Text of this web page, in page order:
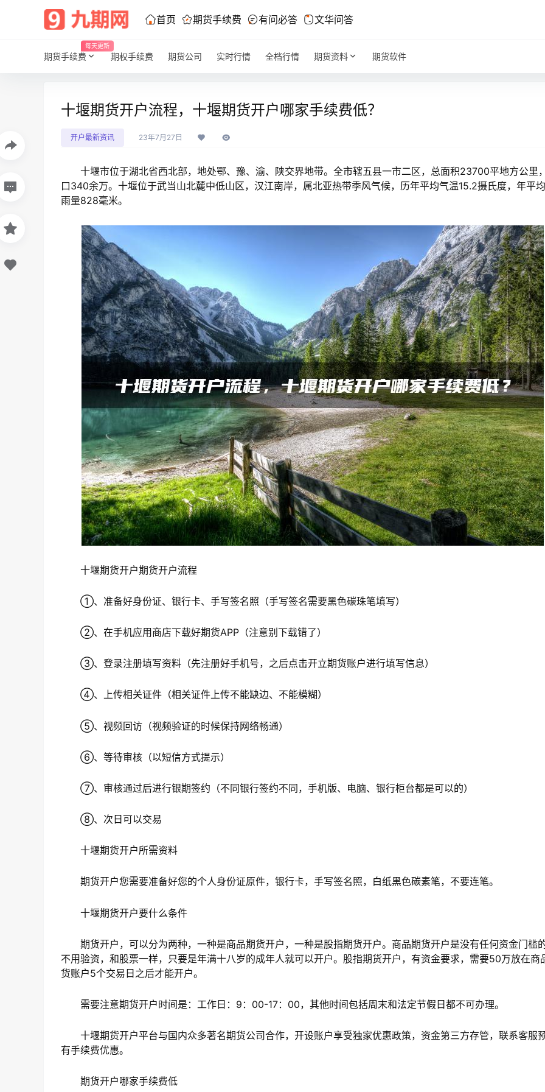
首页 期货手续费 有问必答 文华问答
期货手续费
每天更新
期权手续费 期货公司 实时行情 全档行情 期货资料 期货软件
十堰期货开户流程，十堰期货开户哪家手续费低？
开户最新资讯 23年7月27日
十堰市位于湖北省西北部，地处鄂、豫、渝、陕交界地带。全市辖五县一市二区，总面积23700平地方公里
口340余万。十堰位于武当山北麓中低山区，汉江南岸，属北亚热带季风气候，历年平均气温15.2摄氏度，年平
雨量828毫米。
十堰期货开户期货开户流程
①、准备好身份证、银行卡、手写签名照（手写签名需要黑色碳珠笔填写）
②、在手机应用商店下载好期货APP（注意别下载错了）
③、登录注册填写资料（先注册好手机号，之后点击开立期货账户进行填写信息）
④、上传相关证件（相关证件上传不能缺边、不能模糊）
⑤、视频回访（视频验证的时候保持网络畅通）
⑥、等待审核（以短信方式提示）
⑦、审核通过后进行银期签约（不同银行签约不同，手机版、电脑、银行柜台都是可以的）
⑧、次日可以交易
十堰期货开户所需资料
期货开户您需要准备好您的个人身份证原件，银行卡，手写签名照，白纸黑色碳素笔，不要连笔。
十堰期货开户要什么条件
期货开户，可以分为两种，一种是商品期货开户，一种是股指期货开户。商品期货开户是没有任何资金门槛的
不用验资，和股票一样，只要是年满十八岁的成年人就可以开户。股指期货开户，有资金要求，需要50万放在商
货账户5个交易日之后才能开户。
需要注意期货开户时间是：工作日：9：00-17：00，其他时间包括周末和法定节假日都不可办理。
十堰期货开户平台与国内众多著名期货公司合作，开设账户享受独家优惠政策，资金第三方存管，联系客服
有手续费优惠。
期货开户哪家手续费低